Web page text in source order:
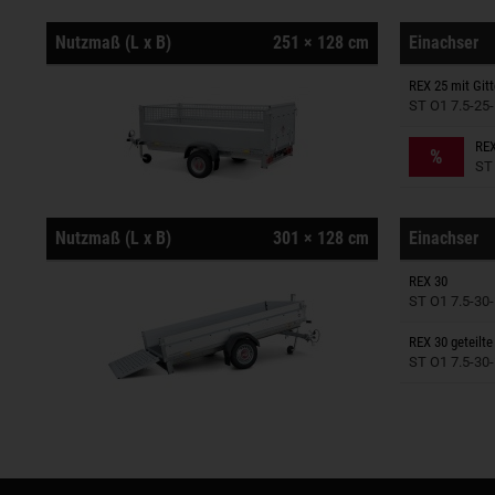
Nutzmaß (L x B) 251 × 128 cm Einachser
REX 25 mit
ST O1 7.5-
%
Nutzmaß (L x B) 301 × 128 cm Einachser
REX 30
ST O1 7.5-
REX 30
ST O1 7.5-